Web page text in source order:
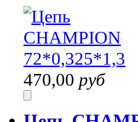
470,00 руб